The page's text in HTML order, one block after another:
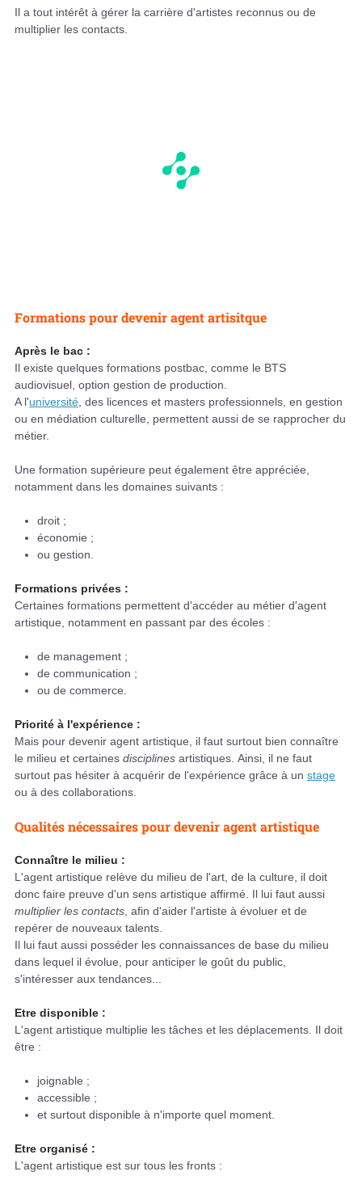
Il a tout intérêt à gérer la carrière d'artistes reconnus ou de
multiplier les contacts.
Formations pour devenir agent artisitque
Après le bac :
Il existe quelques formations postbac, comme le BTS
audiovisuel, option gestion de production.
A l'université , des licences et masters professionnels, en gestion
ou en médiation culturelle, permettent aussi de se rapprocher du
métier.
Une formation supérieure peut également être appréciée,
notamment dans les domaines suivants :
droit ;
économie ;
ou gestion.
Formations privées :
Certaines formations permettent d'accéder au métier d'agent
artistique, notamment en passant par des écoles :
de management ;
de communication ;
ou de commerce.
Priorité à l'expérience :
Mais pour devenir agent artistique, il faut surtout bien connaître
le milieu et certaines disciplines artistiques. Ainsi, il ne faut
surtout pas hésiter à acquérir de l'expérience grâce à un stage
ou à des collaborations.
Qualités nécessaires pour devenir agent artistique
Connaître le milieu :
L'agent artistique relève du milieu de l'art, de la culture, il doit
donc faire preuve d'un sens artistique affirmé. Il lui faut aussi
multiplier les contacts , afin d'aider l'artiste à évoluer et de
repérer de nouveaux talents.
Il lui faut aussi posséder les connaissances de base du milieu
dans lequel il évolue, pour anticiper le goût du public,
s'intéresser aux tendances...
Etre disponible :
L'agent artistique multiplie les tâches et les déplacements. Il doit
être :
joignable ;
accessible ;
et surtout disponible à n'importe quel moment.
Etre organisé :
L'agent artistique est sur tous les fronts :